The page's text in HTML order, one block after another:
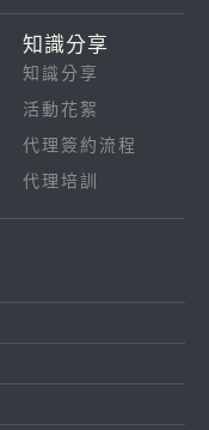
n
e
知識分享
知識分享
活動花絮
代理簽約流程
代理培訓